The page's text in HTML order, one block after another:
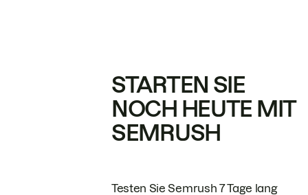
STARTEN SIE
NOCH HEUTE MIT
SEMRUSH
Testen Sie Semrush 7 Tage lang